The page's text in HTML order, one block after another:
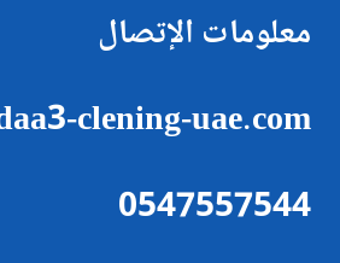
معلومات الإتصال
clening-uae.com
0547557544